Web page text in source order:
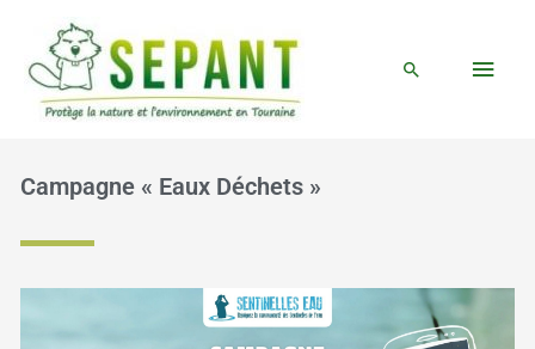
contenu
Rechercher
Campagne « Eaux Déchets »